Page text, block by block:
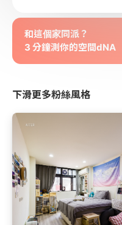
和這個家同派？
3 分鐘測你的空間dNA
下滑更多粉絲風格